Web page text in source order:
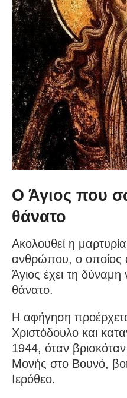
Ο Άγιος που
θάνατο
Ακολουθεί η
ανθρώπου, ο οποίος
Άγιος έχει τη
θάνατο.
Η αφήγηση
Χριστόδουλο και
1944, όταν
Μονής στο Βουνό,
Ιερόθεο.